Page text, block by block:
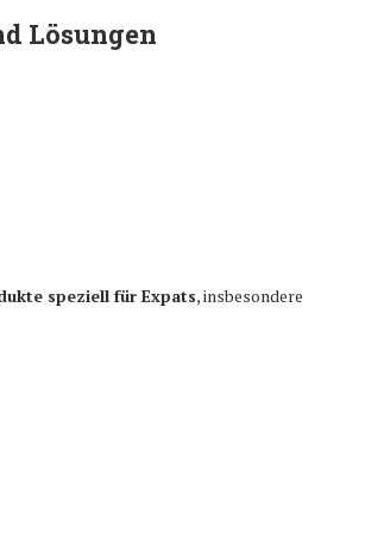
Lösungen
speziell für Expats, insbesondere